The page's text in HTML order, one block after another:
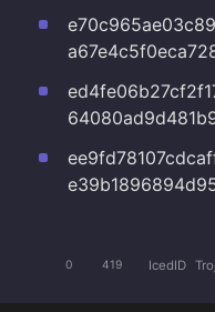
0 419 IcedID